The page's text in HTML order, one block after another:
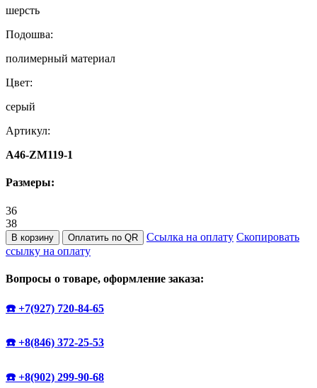
шерсть
Подошва:
полимерный материал
Цвет:
серый
Артикул:
A46-ZM119-1
Размеры:
36
38
В корзину Оплатить по QR Ссылка на оплату Скопировать
ссылку на оплату
Вопросы о товаре, оформление заказа:
☎️ +7(927) 720-84-65
☎️ +8(846) 372-25-53
☎️ +8(902) 299-90-68